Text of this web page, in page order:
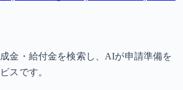
金・給付金を検索し、AIが申請準備を
スです。